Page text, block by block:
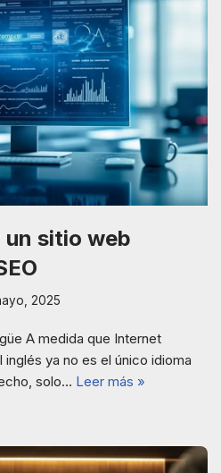
sitio web
2025
A medida que Internet
ya no es el único idioma
solo… Leer más »